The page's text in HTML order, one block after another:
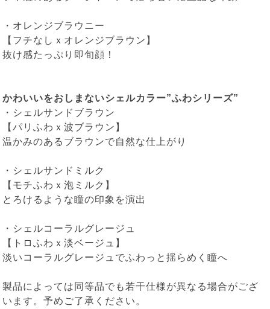
・ オレンジブラウニー
【フチなしｘオレンジブラウン】
抜け感たっぷり即旬顔！
かわいいをおしまないシェルカラー”ふわシリーズ”
・ シェルサンドブラウン
【パリふわｘ波ブラウン】
温かみのあるブラウンで自然な仕上がり
・ シェルサンドミルク
【モチふわｘ泡ミルク】
とろけるような瞳の印象を演出
・ シェルコーラルグレージュ
【トロふわｘ淡ベージュ】
淡いコーラルグレージュでふわっと揺らめく瞳へ
製品によっては同等品でも若干仕様が異なる場合がござ
います。予めご了承ください。